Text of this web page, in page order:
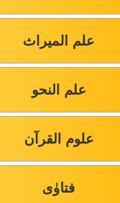
علم المیراث
علم النحو
علوم القرآن
فتاوٰی